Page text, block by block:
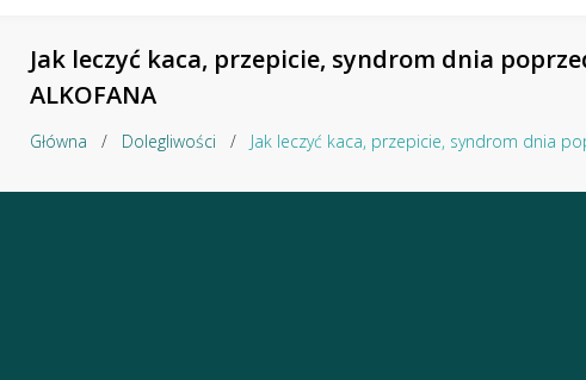
Jak leczyć kaca, przepicie, syndrom dnia
ALKOFANA
Główna / Dolegliwości / Jak leczyć kaca, przepicie, syndrom dnia